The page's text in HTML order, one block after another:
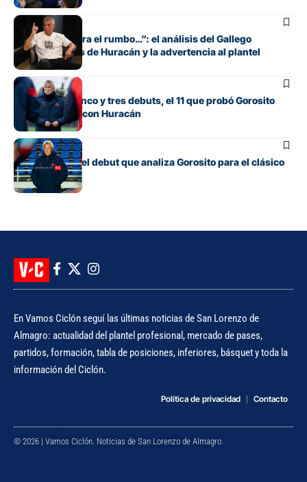
Fútbol
“Si no encuentra el rumbo…”: el análisis del Gallego
González antes de Huracán y la advertencia al plantel
Fútbol
Con línea de cinco y tres debuts, el 11 que probó Gorosito
para el clásico con Huracán
Fútbol
Los cambios y el debut que analiza Gorosito para el clásico
con Huracán
En Vamos Ciclón seguí las últimas noticias de San Lorenzo de
Almagro: actualidad del plantel profesional, mercado de pases,
partidos, formación, tabla de posiciones, inferiores, básquet y toda la
información del Ciclón.
Política de privacidad Contacto
© 2026 | Vamos Ciclón. Noticias de San Lorenzo de Almagro.